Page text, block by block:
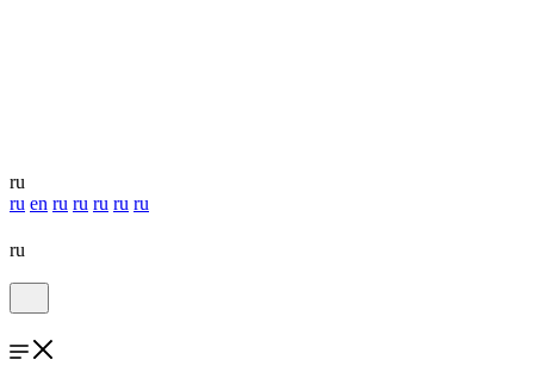
ru
ru en ru ru ru ru ru
ru